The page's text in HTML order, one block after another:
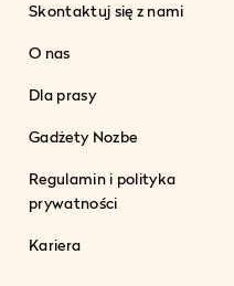
Skontaktuj się z nami
O nas
Dla prasy
Gadżety Nozbe
Regulamin i polityka
prywatności
Kariera